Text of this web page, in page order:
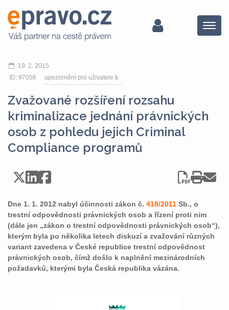
Menu
19. 2. 2015
ID: 97056
upozornění pro uživatele
Zvažované rozšíření rozsahu
kriminalizace jednání právnických
osob z pohledu jejich Criminal
Compliance programů
Dne 1. 1. 2012 nabyl účinnosti zákon č. 418/2011 Sb., o
trestní odpovědnosti právnických osob a řízení proti nim
(dále jen „zákon o trestní odpovědnosti právnických osob“),
kterým byla po několika letech diskuzí a zvažování různých
variant zavedena v České republice trestní odpovědnost
právnických osob, čímž došlo k naplnění mezinárodních
požadavků, kterými byla Česká republika vázána.